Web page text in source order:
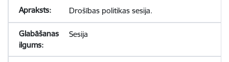
Drošības politikas sesija.
Sesija